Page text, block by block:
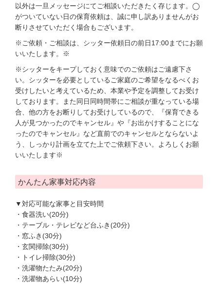
以外は一旦メッセージにてご相談いただきたく存じます。◯
がついていない日の保育依頼は、誠に申し訳ありませんがお
断りさせていただく場合もございます。
※ご依頼・ご相談は、シッター依頼日の前日17:00までにお願
いいたします。※
※シッターをキープしておく意味でのご依頼はご遠慮下さ
い。シッターを必要としているご家庭のご希望をなるべくお
受けしたいと考えているため、本業や予定を調整してお受け
しております。また同日同時間帯にご相談が重なっている場
合、他の方をお断りしてお受けしているので、『保育できる
人が見つかったのでキャンセル』や『お出かけすることにな
ったのでキャンセル』など直前でのキャンセルとならないよ
う、しっかり計画を立てた上でご依頼下さい。よろしくお願
いいたします※
かんたん家事対応内容
▼対応可能な家事と目安時間
・食器洗い(20分)
・テーブル・テレビなど台ふき(20分)
・窓ふき(30分)
・玄関掃除(30分)
・トイレ掃除(30分)
・洗濯物たたみ(20分)
・洗濯物あらい(10分)